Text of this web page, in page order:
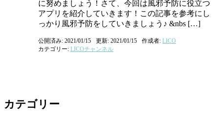
に努めましょう！さて、今回は風邪予防に役立つ
アプリを紹介していきます！この記事を参考にし
っかり風邪予防をしていきましょう♪ &nbs […]
公開済み: 2021/01/15 更新: 2021/01/15 作成者: LICO
カテゴリー: LICOチャンネル
カテゴリー